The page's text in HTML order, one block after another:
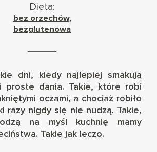
Dieta:
bez orzechów,
bezglutenowa
dni, kiedy najlepiej smakują
proste dania. Takie, które robi
oczami, a chociaż robiło
razy nigdy się nie nudzą. Takie,
na myśl kuchnię mamy
Takie jak leczo.